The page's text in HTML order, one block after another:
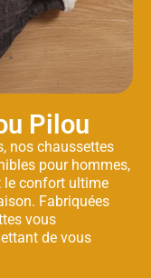
Pilou
nos chaussettes
pour hommes,
le confort ultime
Fabriquées
vous
de vous